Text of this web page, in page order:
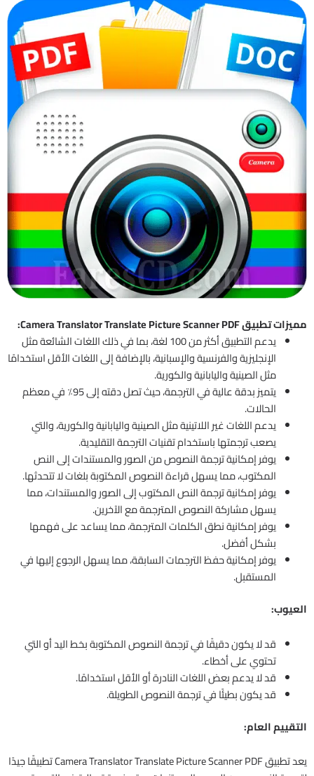
مميزات تطبيق Camera Translator Translate Picture Scanner PDF:
يدعم التطبيق أكثر من 100 لغة، بما في ذلك اللغات الشائعة مثل
الإنجليزية والفرنسية والإسبانية، بالإضافة إلى اللغات الأقل استخدامًا
مثل الصينية واليابانية والكورية.
يتميز بدقة عالية في الترجمة، حيث تصل دقته إلى 95٪ في معظم
الحالات.
يدعم اللغات غير اللاتينية مثل الصينية واليابانية والكورية، والتي
يصعب ترجمتها باستخدام تقنيات الترجمة التقليدية.
يوفر إمكانية ترجمة النصوص من الصور والمستندات إلى النص
المكتوب، مما يسهل قراءة النصوص المكتوبة بلغات لا تتحدثها.
يوفر إمكانية ترجمة النص المكتوب إلى الصور والمستندات، مما
يسهل مشاركة النصوص المترجمة مع الآخرين.
يوفر إمكانية نطق الكلمات المترجمة، مما يساعد على فهمها
بشكل أفضل.
يوفر إمكانية حفظ الترجمات السابقة، مما يسهل الرجوع إليها في
المستقبل.
العيوب:
قد لا يكون دقيقًا في ترجمة النصوص المكتوبة بخط اليد أو التي
تحتوي على أخطاء.
قد لا يدعم بعض اللغات النادرة أو الأقل استخدامًا.
قد يكون بطيئًا في ترجمة النصوص الطويلة.
التقييم العام:
يعد تطبيق Camera Translator Translate Picture Scanner PDF تطبيقًا جيدًا